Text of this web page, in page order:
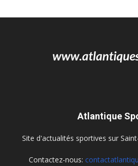
Atlantique
Site d'actualités sportives sur
Contactez-nous: